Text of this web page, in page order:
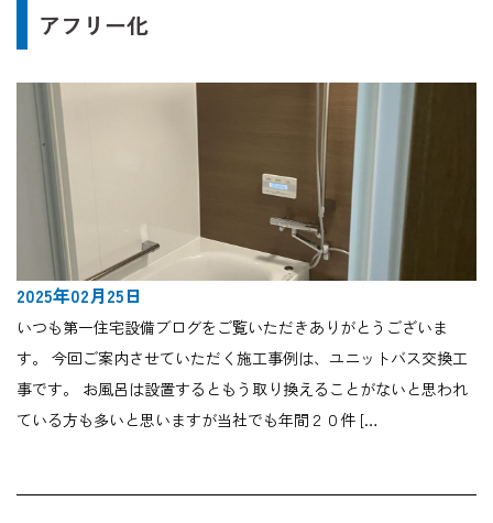
アフリー化
2025年02月25日
いつも第一住宅設備ブログをご覧いただきありがとうございま
す。 今回ご案内させていただく施工事例は、ユニットバス交換工
事です。 お風呂は設置するともう取り換えることがないと思われ
ている方も多いと思いますが当社でも年間２０件 […